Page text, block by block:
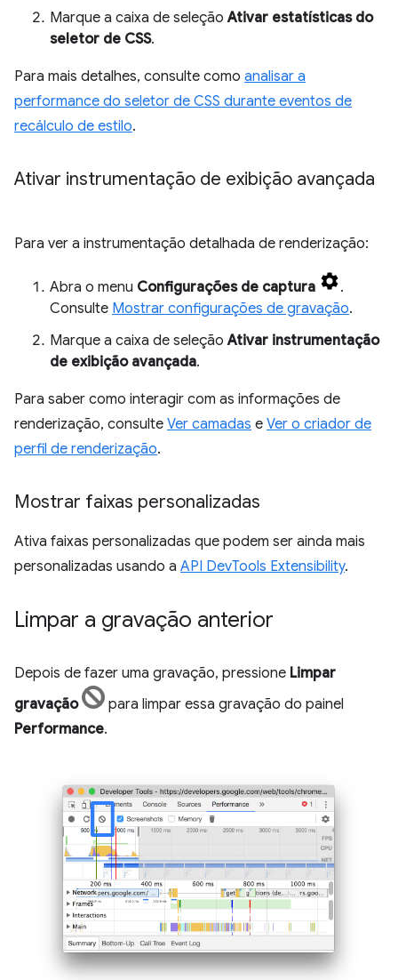
Marque a caixa de seleçãoAtivar estatísticas do
seletor de CSS.
Para mais detalhes, consulte como analisar a
performance do seletor de CSS durante eventos de
recálculo de estilo.
Ativar instrumentação de exibição avançada
Para ver a instrumentação detalhada de renderização:
Abra o menu Configurações de captura
.
Consulte Mostrar configurações de gravação.
Marque a caixa de seleçãoAtivar instrumentação
de exibição avançada.
Para saber como interagir com as informações de
renderização, consulte Ver camadas e Ver o criador de
perfil de renderização.
Mostrar faixas personalizadas
Ativa faixas personalizadas que podem ser ainda mais
personalizadas usando a API DevTools Extensibility.
Limpar a gravação anterior
Depois de fazer uma gravação, pressione Limpar
gravação
para limpar essa gravação do painel
Performance.